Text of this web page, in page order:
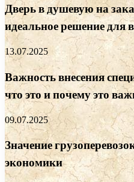
Дверь в душевую на
идеальное решение для
13.07.2025
Важность внесения
что это и почему это
09.07.2025
Значение
экономики